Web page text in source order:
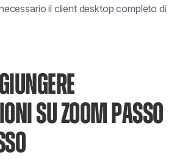
il client desktop completo di
SU ZOOM PASSO